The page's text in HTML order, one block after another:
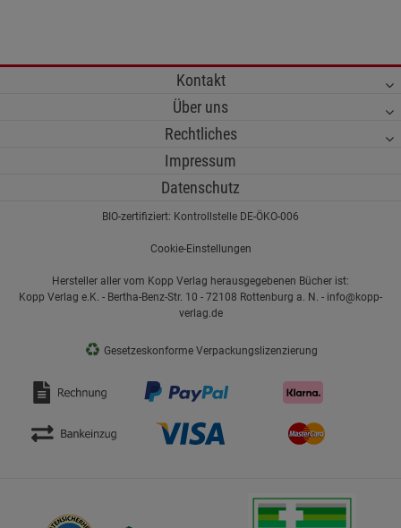
Kontakt
Über uns
Rechtliches
Impressum
Datenschutz
BIO-zertifiziert: Kontrollstelle DE-ÖKO-006
Cookie-Einstellungen
Hersteller aller vom Kopp Verlag herausgegebenen Bücher ist:
Kopp Verlag e.K. - Bertha-Benz-Str. 10 - 72108 Rottenburg a. N. - info@kopp-
verlag.de
♻ Gesetzeskonforme Verpackungslizenzierung